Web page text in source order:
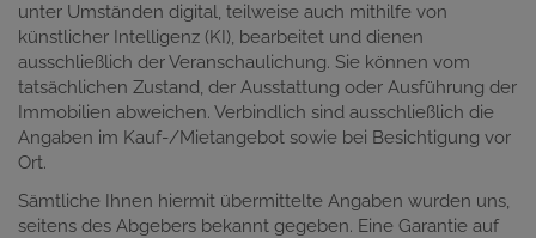
unter Umständen digital, teilweise auch mithilfe von
künstlicher Intelligenz (KI), bearbeitet und dienen
ausschließlich der Veranschaulichung. Sie können vom
tatsächlichen Zustand, der Ausstattung oder Ausführung der
Immobilien abweichen. Verbindlich sind ausschließlich die
Angaben im Kauf-/Mietangebot sowie bei Besichtigung vor
Ort.
Sämtliche Ihnen hiermit übermittelte Angaben wurden uns,
seitens des Abgebers bekannt gegeben. Eine Garantie auf